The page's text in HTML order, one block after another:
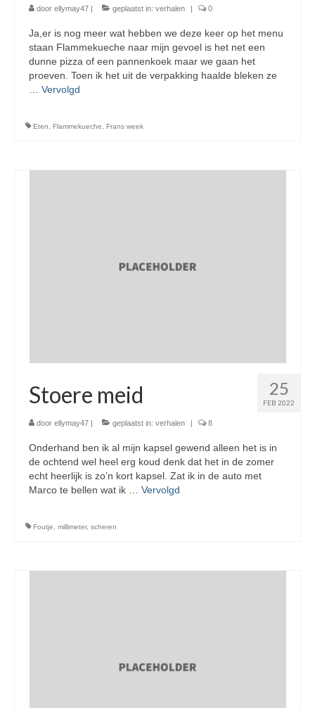
door ellymay47 geplaatst in: verhalen 0
Ja,er is nog meer wat hebben we deze keer op het menu
staan Flammekueche naar mijn gevoel is het net een
dunne pizza of een pannenkoek maar we gaan het
proeven. Toen ik het uit de verpakking haalde bleken ze
… Vervolgd
Eten, Flammekueche, Frans week
25
FEB 2022
Stoere meid
door ellymay47 | geplaatst in: verhalen | 8
Onderhand ben ik al mijn kapsel gewend alleen het is in
de ochtend wel heel erg koud denk dat het in de zomer
echt heerlijk is zo’n kort kapsel. Zat ik in de auto met
Marco te bellen wat ik … Vervolgd
Foutje millimeter, scheren